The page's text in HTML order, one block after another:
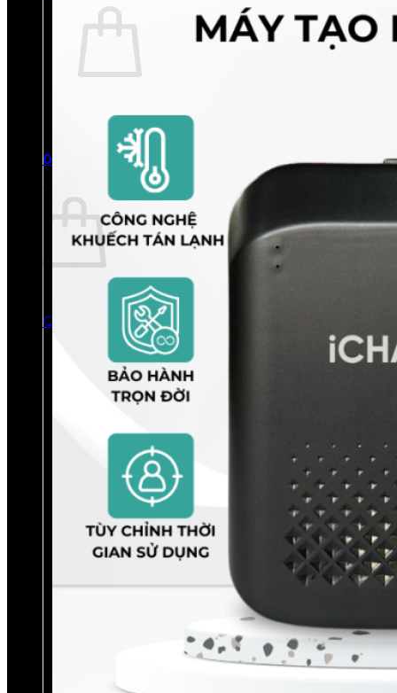
Quay trở lại cửa hàng
0
Giỏ hàng
Chưa có sản phẩm trong giỏ hàng.
Quay trở lại cửa hàng